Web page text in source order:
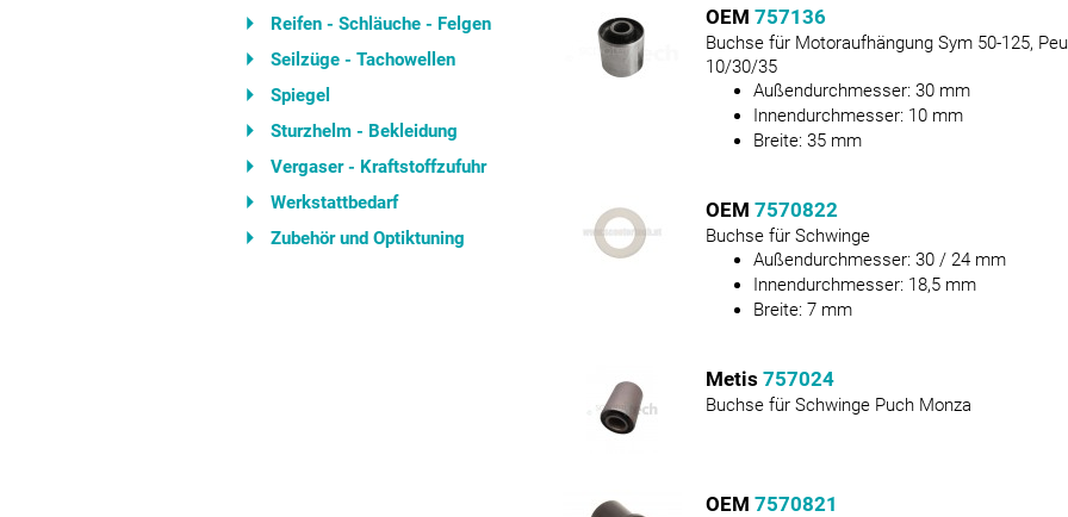
Reifen - Schläuche - Felgen
Seilzüge - Tachowellen
Spiegel
Sturzhelm - Bekleidung
Vergaser - Kraftstoffzufuhr
Werkstattbedarf
Zubehör und Optiktuning
OEM 757136
Buchse für Motoraufhängung Sym 50-125,
10/30/35
Außendurchmesser: 30 mm
Innendurchmesser: 10 mm
Breite: 35 mm
OEM 7570822
Buchse für Schwinge
Außendurchmesser: 30 / 24 mm
Innendurchmesser: 18,5 mm
Breite: 7 mm
Metis 757024
Buchse für Schwinge Puch Monza
OEM 7570821